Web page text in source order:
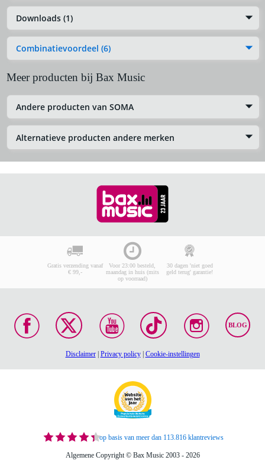
Downloads (1)
Combinatievoordeel (6)
Meer producten bij Bax Music
Andere producten van SOMA
Alternatieve producten andere merken
Gratis verzending vanaf
€ 99,-
Voor 23:00 besteld,
maandag in huis (mits
op voorraad)
30 dagen 'niet goed
geld terug' garantie!
BLOG
Disclaimer| Privacy policy| Cookie-instellingen
op basis van meer dan 113.816 klantreviews
Algemene Copyright © Bax Music 2003 - 2026